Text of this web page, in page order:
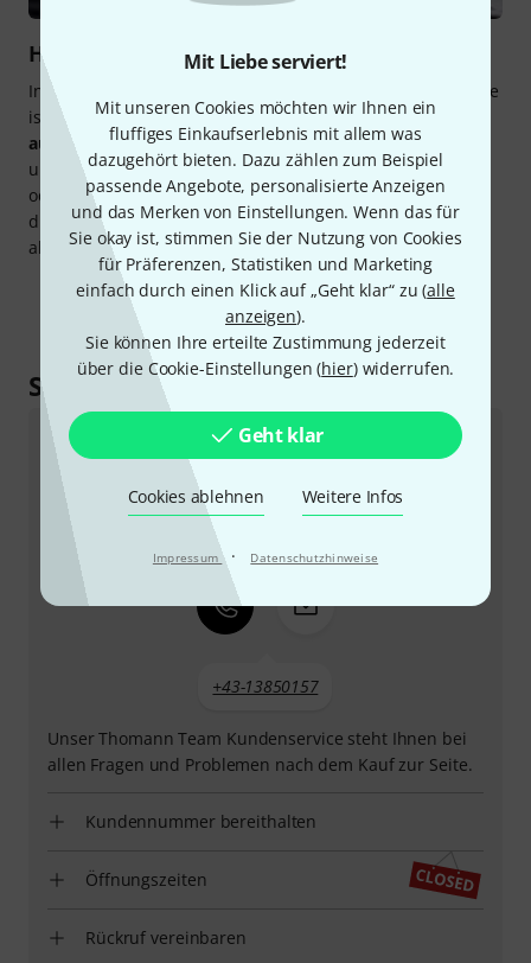
Mit Liebe serviert!
Mit unseren Cookies möchten wir Ihnen ein
fluffiges Einkaufserlebnis mit allem was
dazugehört bieten. Dazu zählen zum Beispiel
passende Angebote, personalisierte Anzeigen
und das Merken von Einstellungen. Wenn das für
Sie okay ist, stimmen Sie der Nutzung von Cookies
für Präferenzen, Statistiken und Marketing
einfach durch einen Klick auf „Geht klar“ zu (alle
anzeigen).
Sie können Ihre erteilte Zustimmung jederzeit
über die Cookie-Einstellungen (hier) widerrufen.
Geht klar
Cookies ablehnen Weitere Infos
Impressum · Datenschutzhinweise
Holz- und Blechblasinstrumentenwerkstatt
In unseren Werkstätten für Holz- und Blechblasinstrumente
ist Ihr Instrument in besten Händen.Professionell
ausgebildete Blasinstrumentenbauernehmen Umbauten
und Reparaturen nach Ihren persönlichen Wünschen vor
oder fertigen Ersatzteile an. Unser Werkstatt-Team bietet
diese und viele weitere Services rund um Blasinstrumente
aller Hersteller an und berät Sie gerne.
So erreichen Sie uns
Kundenservice
+43-13850157
Unser Thomann Team Kundenservice steht Ihnen bei
allen Fragen und Problemen nach dem Kauf zur Seite.
Kundennummer bereithalten
Öffnungszeiten
Rückruf vereinbaren